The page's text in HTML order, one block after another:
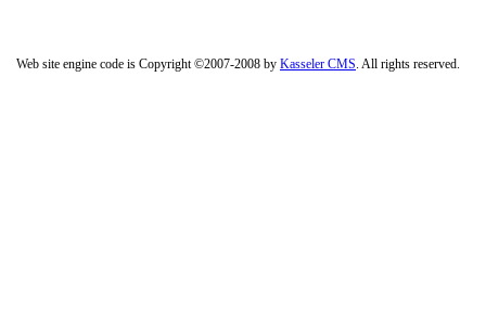
Web site engine code is Copyright ©2007-2008 by Kasseler CMS. All rights reserved.